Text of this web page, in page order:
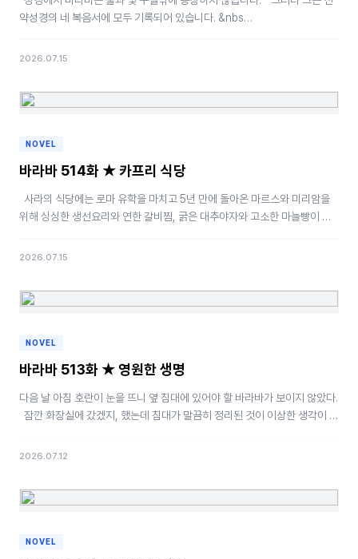
약성경의 네 복음서에 모두 기록되어 있습니다. &nbs…
2026.07.15
NOVEL
바라바 514화 ★ 카프리 식당
사라의 식당에는 로마 유학을 마치고 5년 만에 돌아온 마르스와 미리암을
위해 싱싱한 생선요리와 연한 갈비찜, 굵은 대추야자와 고소한 마늘빵이 푸
2026.07.15
NOVEL
바라바 513화 ★ 영원한 생명
다음 날 아침 호란이 눈을 뜨니 옆 침대에 있어야 할 바라바가 보이지 않았다.
잠깐 화장실에 갔겠지, 했는데 침대가 말끔히 정리된 것이 이상한 생각이 들
2026.07.12
NOVEL